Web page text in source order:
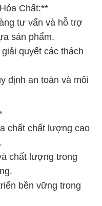
Chất:**
tư vấn và hỗ trợ
sản phẩm.
quyết các thách
định an toàn và môi
chất chất lượng cao
chất lượng trong
bền vững trong